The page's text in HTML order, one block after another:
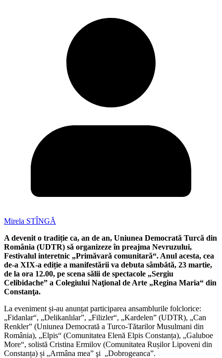
Mirela STÎNGĂ
A devenit o tradiție ca, an de an, Uniunea Democrată Turcă din
România (UDTR) să organizeze în preajma Nevruzului,
Festivalul interetnic „Primăvară comunitară“. Anul acesta, cea
de-a XIX-a ediție a manifestării va debuta sâmbătă, 23 martie,
de la ora 12.00, pe scena sălii de spectacole „Sergiu
Celibidache” a Colegiului Naţional de Arte „Regina Maria“ din
Constanţa.
La eveniment și-au anunțat participarea ansamblurile folclorice:
„Fidanlar“, „Delikanlılar”, „Filizler“, „Kardelen” (UDTR), „Can
Renkler” (Uniunea Democrată a Turco-Tătarilor Musulmani din
România), „Elpis“ (Comunitatea Elenă Elpis Constanța), „Galuboe
More“, solistă Cristina Ermilov (Comunitatea Rușilor Lipoveni din
Constanța) și „Armâna mea” şi „Dobrogeanca”.